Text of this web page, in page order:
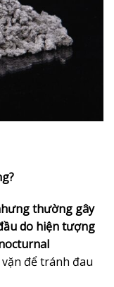
thường gây
do hiện tượng
để tránh đau